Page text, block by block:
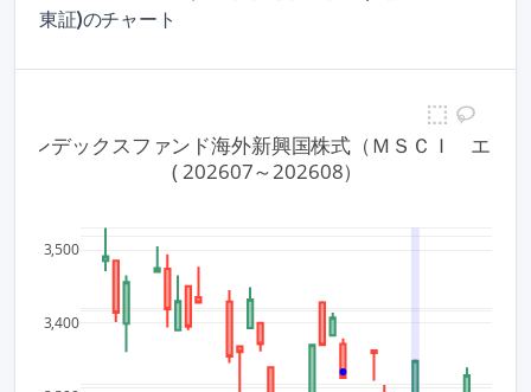
東証)のチャート
3,400
3,500
インデックスファンド海外新興国株式（ＭＳＣＩ　エマ
( 202607～202608）